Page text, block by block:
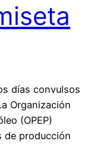
días convulsos
Organización
(OPEP)
de producción